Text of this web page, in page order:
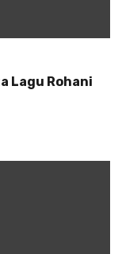
Lagu Rohani